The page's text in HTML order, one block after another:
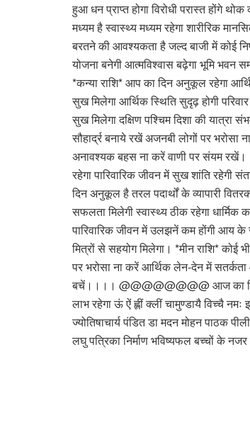
हुआ धन प्राप्त होगा विरोधी परास्त होंगे
मध्यम है स्वास्थ्य मध्यम रहेगा शारीरिक
बरतने की आवश्यकता है जल्द बाजी में कोई
योजना बनेगी आत्मविश्वास बढ़ेगा भूमि भवन
*कन्या राशि* आप का दिन अनुकूल रहेगा
सुख मिलेगा आर्थिक स्थिति सुदृढ़ होगी
सुख मिलेगा दक्षिण पश्चिम दिशा की यात्रा
सौहार्द्र बनाये रखें अजनबी लोगों पर
अनावश्यक बहस ना करें वाणी पर संयम
रहेगा पारिवारिक जीवन में सुख शांति रहेगी
दिन अनुकूल है तरल पदार्थों के व्यापारी
सफलता मिलेगी स्वास्थ्य ठीक रहेगा
पारिवारिक जीवन में उलझनें कम होंगी आय के
मित्रों से सहयोग मिलेगा। *मीन राशि* कोई
पर भरोसा ना करें आर्थिक लेन-देन में
बचें।।।। @@@@@@@@ आज का
लाभ रहेगा ऊं ऐं ह्लीं क्लीं चामुण्डायै विच्चै
ज्योतिषाचार्य पंडित डा मदन मोहन पाठक
लघु पत्रिका निर्माण भविष्यफल बच्चों के